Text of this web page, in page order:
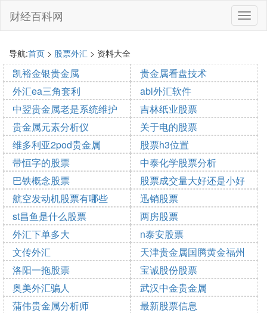
切
换
财经百科网
导航:首页 > 股票外汇 > 资料大全
凯裕金银贵金属
2025-10-20 08:37:14
贵金属看盘技术
2025-10-20 06:06:13
外汇ea三角套利
2025-10-20 05:44:10
abl外汇软件
2025-10-20 05:02:42
中翌贵金属老是系统维护
2025-10-20 03:28:39
吉林纸业股票
2025-10-20 00:02:08
贵金属元素分析仪
2025-10-19 23:57:26
关于电的股票
2025-10-19 13:58:38
维多利亚2pod贵金属
2025-10-19 11:18:48
股票h3位置
2025-10-19 02:15:12
带恒字的股票
2025-10-18 17:12:25
中泰化学股票分析
2025-10-18 17:08:10
巴铁概念股票
2025-10-18 15:17:36
股票成交量大好还是小好
2025-10-18 14:11:55
航空发动机股票有哪些
2025-10-18 11:20:54
迅销股票
2025-10-18 05:16:19
st昌鱼是什么股票
2025-10-18 00:27:49
两房股票
2025-10-17 18:14:18
外汇下单多大
2025-10-17 14:33:31
n泰安股票
2025-10-17 11:41:32
文传外汇
2025-10-17 10:41:48
天津贵金属国腾黄金福州
营业部电话
2025-10-17 04:03:20
洛阳一拖股票
2025-10-16 20:51:26
宝诚股份股票
2025-10-16 12:19:56
奥美外汇骗人
2025-10-16 11:53:48
武汉中金贵金属
2025-10-15 18:31:54
蒲伟贵金属分析师 最新股票信息